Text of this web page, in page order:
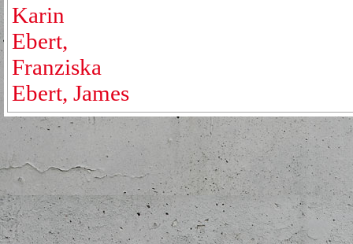
Karin
Ebert,
Franziska
Ebert, James